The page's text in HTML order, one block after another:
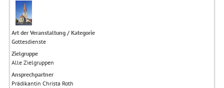
Art der Veranstaltung / Kategorie
Gottesdienste
Zielgruppe
Alle Zielgruppen
Ansprechpartner
Prädikantin Christa Roth